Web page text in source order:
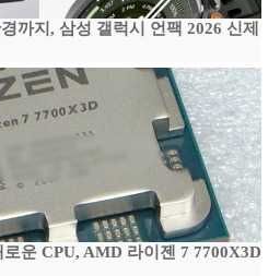
까지, 삼성 갤럭시 언팩 2026 신제
운 CPU, AMD 라이젠 7 7700X3D